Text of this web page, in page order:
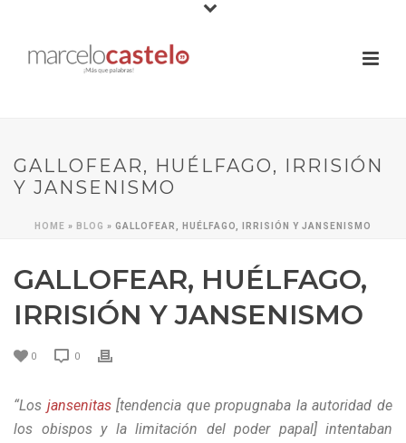
GALLOFEAR, HUÉLFAGO, IRRISIÓN
Y JANSENISMO
HOME » BLOG » GALLOFEAR, HUÉLFAGO, IRRISIÓN Y JANSENISMO
GALLOFEAR, HUÉLFAGO,
IRRISIÓN Y JANSENISMO
0 0
“Los jansenitas[tendencia que propugnaba la autoridad de
los obispos y la limitación del poder papal] intentaban